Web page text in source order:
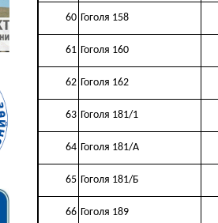
60 Гоголя 158
61 Гоголя 160
62 Гоголя 162
63 Гоголя 181/1
64 Гоголя 181/А
65 Гоголя 181/Б
66 Гоголя 189